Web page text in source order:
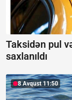
Taksidən pul
saxlanıldı
8 Avqust 11:50